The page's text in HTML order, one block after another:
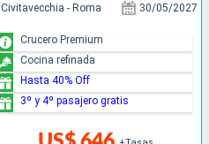
Civitavecchia - Roma 30/05/2027
Crucero Premium
Cocina refinada
Hasta 40% Off
3º y 4º pasajero gratis